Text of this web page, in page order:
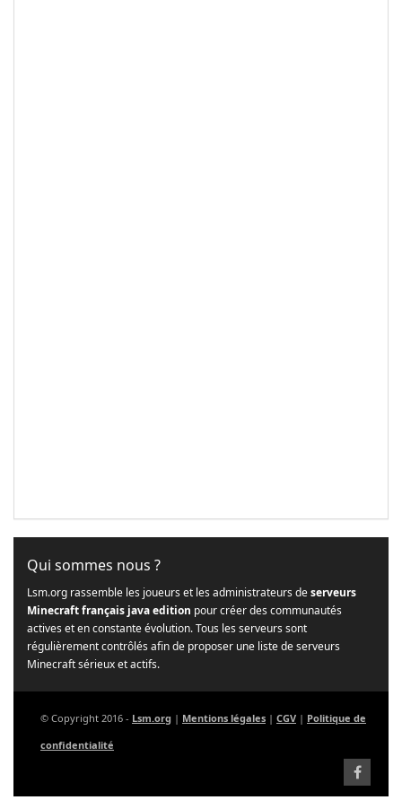
Qui sommes nous ?
Lsm.org rassemble les joueurs et les administrateurs deserveurs
Minecraft français java edition pour créer des communautés
actives et en constante évolution. Tous les serveurs sont
régulièrement contrôlés afin de proposer une liste de serveurs
Minecraft sérieux et actifs.
© Copyright 2016 - Lsm.org | Mentions légales | CGV | Politique de
confidentialité